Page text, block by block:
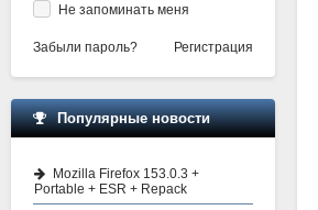
Не запоминать меня
Забыли пароль? Регистрация
Популярные новости
Mozilla Firefox 153.0.3 +
Portable + ESR + Repack